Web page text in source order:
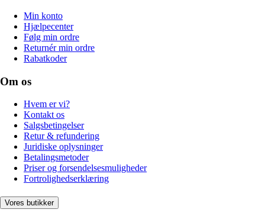
Min konto
Hjælpecenter
Følg min ordre
Returnér min ordre
Rabatkoder
Om os
Hvem er vi?
Kontakt os
Salgsbetingelser
Retur & refundering
Juridiske oplysninger
Betalingsmetoder
Priser og forsendelsesmuligheder
Fortrolighedserklæring
Vores butikker